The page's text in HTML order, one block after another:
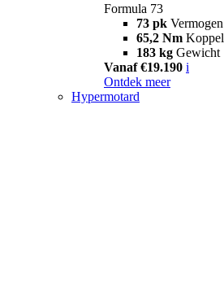
Formula 73
73 pk Vermogen
65,2 Nm Koppel
183 kg Gewicht
Vanaf €19.190 i
Ontdek meer
Hypermotard